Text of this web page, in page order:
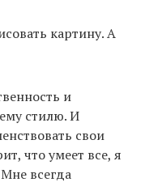
картину. А
и
стилю. И
свои
что умеет все, я
всегда